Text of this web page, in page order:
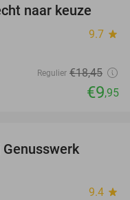
naar keuze
9.7 star
Regulier €18,45
€9,95
9.4 star